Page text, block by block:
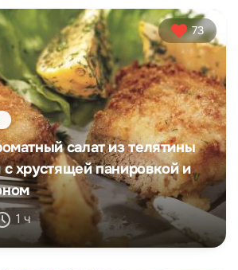
73
салат из телятины
хрустящей панировкой и
1 ч